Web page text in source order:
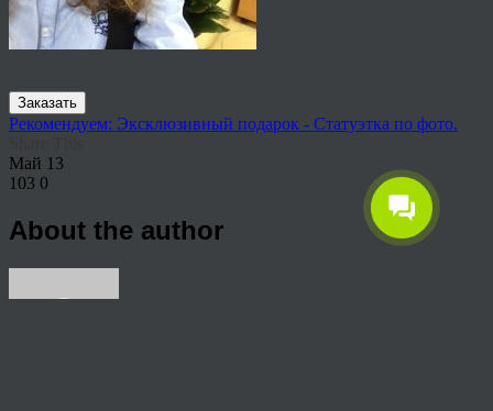
Заказать
Рекомендуем: Эксклюзивный подарок - Статуэтка по фото.
Май 13
103 0
About the author